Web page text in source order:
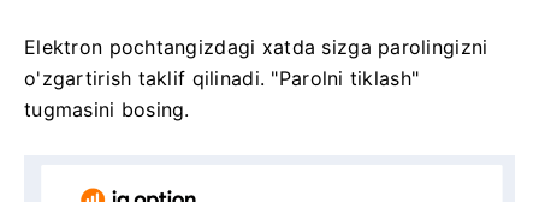
Elektron pochtangizdagi xatda sizga parolingizni
o'zgartirish taklif qilinadi. "Parolni tiklash"
tugmasini bosing.